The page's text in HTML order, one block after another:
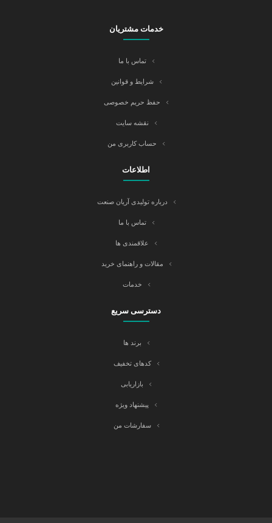
خدمات مشتریان
تماس با ما
شرایط و قوانین
حفظ حریم خصوصی
نقشه سایت
حساب کاربری من
اطلاعات
درباره تولیدی آریان صنعت
تماس با ما
علاقمندی ها
مقالات و راهنمای خرید
خدمات
دسترسی سریع
برند ها
کدهای تخفیف
بازاریابی
پیشنهاد ویژه
سفارشات من